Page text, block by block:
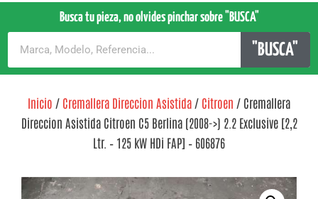
Busca tu pieza, no olvides pinchar sobre "BUSCA"
"BUSCA"
Inicio / Cremallera Direccion Asistida / Citroen / Cremallera
Direccion Asistida Citroen C5 Berlina (2008->) 2.2 Exclusive [2,2
Ltr. – 125 kW HDi FAP] – 606876